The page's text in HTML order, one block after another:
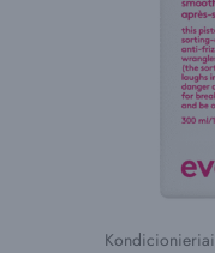
Kondicionieriai